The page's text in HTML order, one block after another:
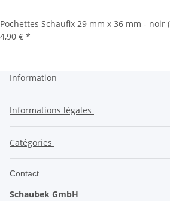
Pochettes Schaufix 29 mm x 36 mm - noir
4,90 € *
Information
Informations légales
Catégories
Contact
Schaubek GmbH